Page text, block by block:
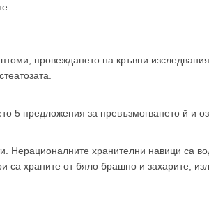
провеждането на кръвни
5 предложения за превъзмогването й и
Нерационалните хранителни навици са
са храните от бяло брашно и захарите,